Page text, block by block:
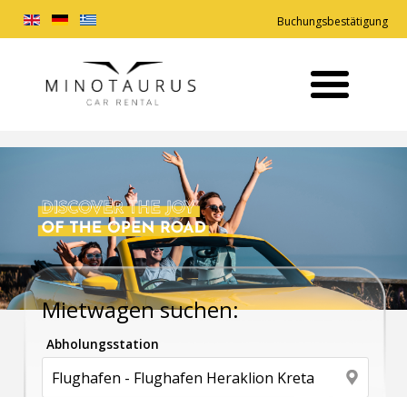
Buchungsbestätigung
Mietwagen suchen:
Abholungsstation